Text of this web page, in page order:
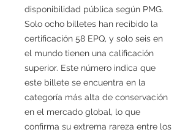
disponibilidad pública según PMG.
Solo ocho billetes han recibido la
certificación 58 EPQ, y solo seis en
el mundo tienen una calificación
superior. Este número indica que
este billete se encuentra en la
categoría más alta de conservación
en el mercado global, lo que
confirma su extrema rareza entre los